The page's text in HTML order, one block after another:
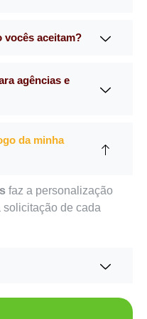
vocês aceitam?
agências e
da minha
faz a personalização
solicitação de cada